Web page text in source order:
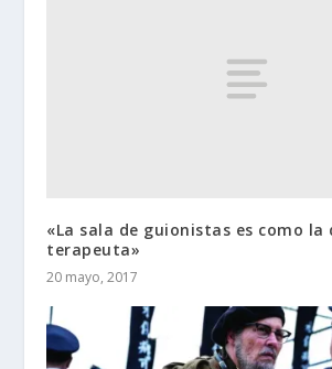
«La sala de guionistas es como la
terapeuta»
20 mayo, 2017